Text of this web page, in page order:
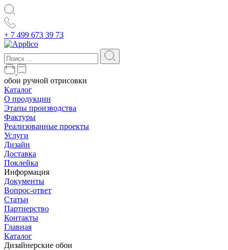
+ 7 499 673 39 73
обои ручной отрисовки
Каталог
О продукции
Этапы производства
Фактуры
Реализованные проекты
Услуги
Дизайн
Доставка
Поклейка
Информация
Документы
Вопрос-ответ
Статьи
Партнерство
Контакты
Главная
Каталог
Дизайнерские обои